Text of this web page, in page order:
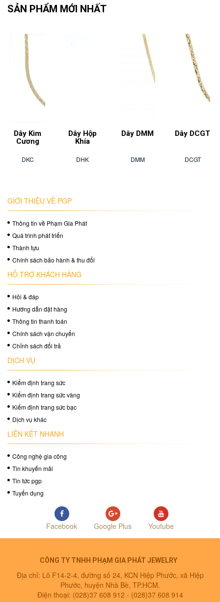
SẢN PHẨM MỚI NHẤT
Dây Kim
Cương
DKC
Dây Hộp
Khía
DHK
Dây DMM
DMM
Dây DCGT
DCGT
GIỚI THIỆU VỀ PGP
Thông tin về Phạm Gia Phát
Quá trình phát triển
Thành tựu
Chính sách bảo hành & thu đổi
HỖ TRỢ KHÁCH HÀNG
Hỏi & đáp
Hướng dẫn đặt hàng
Thông tin thanh toán
Chính sách vận chuyển
Chỉnh sách đổi trả
DỊCH VỤ
Kiểm định trang sức
Kiểm định trang sức vàng
Kiểm định trang sức bạc
Dịch vụ khác
LIÊN KẾT NHANH
Công nghệ gia công
Tin khuyến mãi
Tin tức pgp
Tuyển dụng
Facebook Google Plus Youtube
CÔNG TY TNHH PHẠM GIA PHÁT JEWELRY
Địa chỉ: Lô F14-2-4, đường số 24, KCN Hiệp Phước, xã Hiệp
Phước, huyện Nhà Bè, TP.HCM.
Điện thoại: (028)37 608 912 - (028)37 608 914